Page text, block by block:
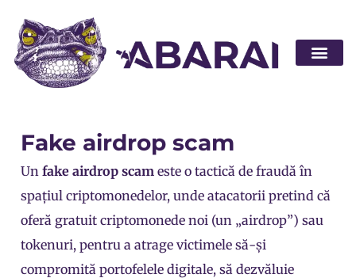
Fake airdrop scam
Un fake airdrop scam este o tactică de fraudă în
spațiul criptomonedelor, unde atacatorii pretind că
oferă gratuit criptomonede noi (un „airdrop”) sau
tokenuri, pentru a atrage victimele să-și
compromită portofelele digitale, să dezvăluie